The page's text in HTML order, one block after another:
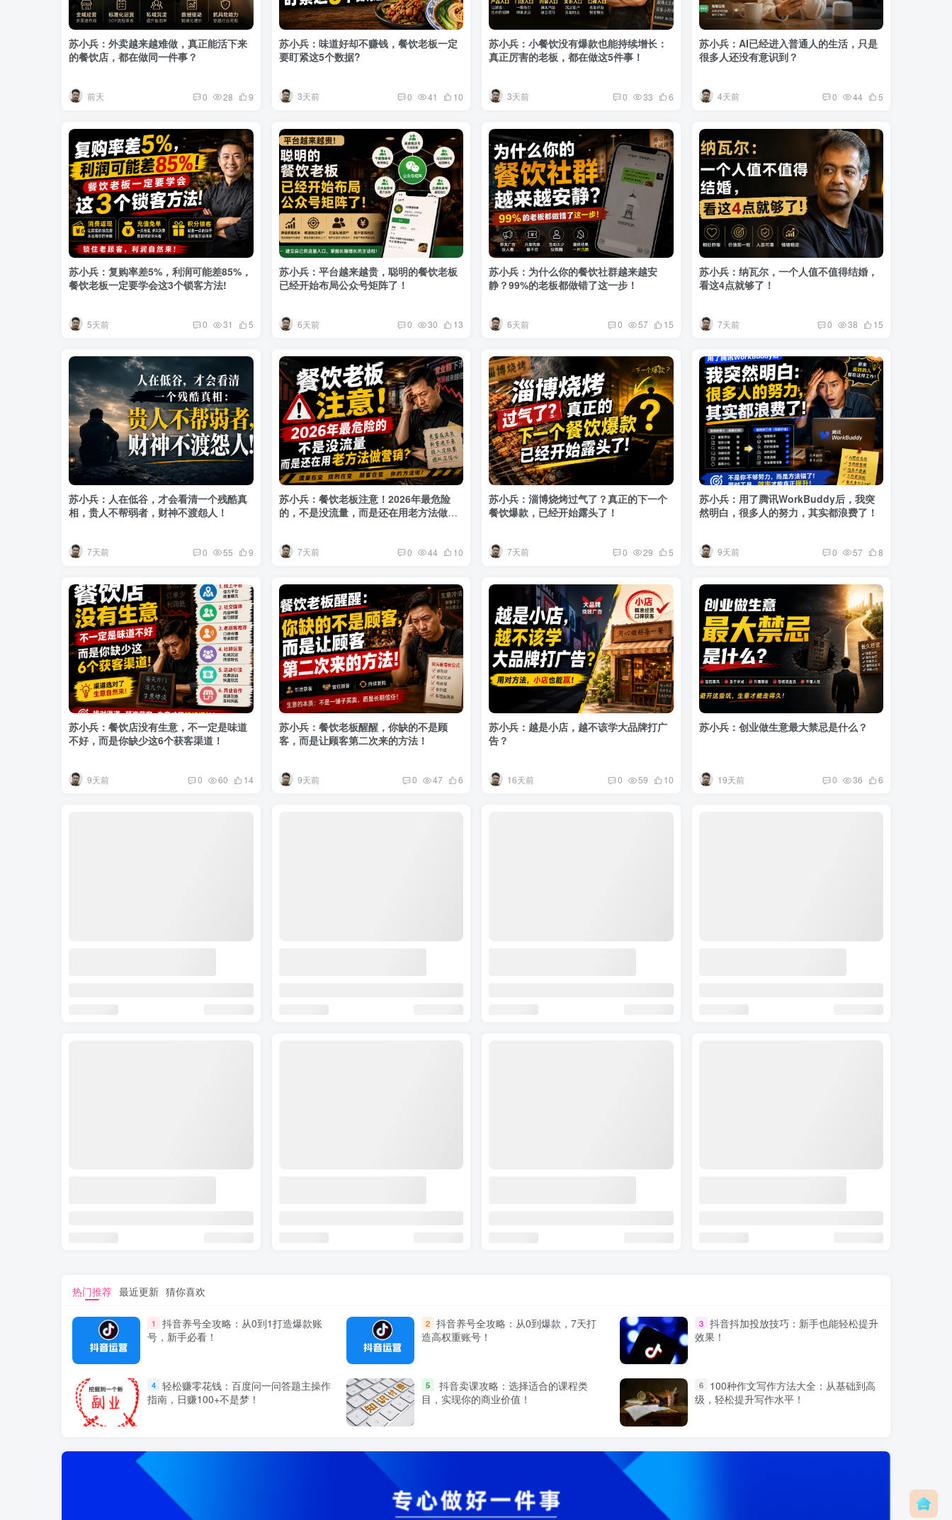
苏小兵：外卖越来越难做，真正能活下来
的餐饮店，都在做同一件事？
前天 0 28 9
苏小兵：味道好却不赚钱，餐饮老板一定
要盯紧这5个数据?
3天前 0 41 10
苏小兵：小餐饮没有爆款也能持续增长：
真正厉害的老板，都在做这5件事！
3天前 0 33 6
苏小兵：AI已经进入普通人的生活，只是
很多人还没有意识到？
4天前 0 44 5
苏小兵：复购率差5%，利润可能差85%，
餐饮老板一定要学会这3个锁客方法!
5天前 0 31 5
苏小兵：平台越来越贵，聪明的餐饮老板
已经开始布局公众号矩阵了！
6天前 0 30 13
苏小兵：为什么你的餐饮社群越来越安
静？99%的老板都做错了这一步！
6天前 0 57 15
苏小兵：纳瓦尔，一个人值不值得结婚，
看这4点就够了！
7天前 0 38 15
苏小兵：人在低谷，才会看清一个残酷真
相，贵人不帮弱者，财神不渡怨人！
7天前 0 55 9
苏小兵：餐饮老板注意！2026年最危险
的，不是没流量，而是还在用老方法做营
7天前 0 44 10
苏小兵：淄博烧烤过气了？真正的下一个
餐饮爆款，已经开始露头了！
7天前 0 29 5
苏小兵：用了腾讯WorkBuddy后，我突
然明白，很多人的努力，其实都浪费了！
9天前 0 57 8
苏小兵：餐饮店没有生意，不一定是味道
不好，而是你缺少这6个获客渠道！
9天前 0 60 14
苏小兵：餐饮老板醒醒，你缺的不是顾
客，而是让顾客第二次来的方法！
9天前 0 47 6
苏小兵：越是小店，越不该学大品牌打广
告？
16天前 0 59 10
苏小兵：创业做生意最大禁忌是什么？
19天前 0 36 6
热门推荐 最近更新 猜你喜欢
1
抖音养号全攻略：从0到1打造爆款账
号，新手必看！
2 抖音养号全攻略：从0到爆款，7天打
造高权重账号！
3 抖音抖加投放技巧：新手也能轻松提升
效果！
4 轻松赚零花钱：百度问一问答题主操作
指南，日赚100+不是梦！
5
抖音卖课攻略：选择适合的课程类
目，实现你的商业价值！
6
100种作文写作方法大全：从基础到高
级，轻松提升写作水平！